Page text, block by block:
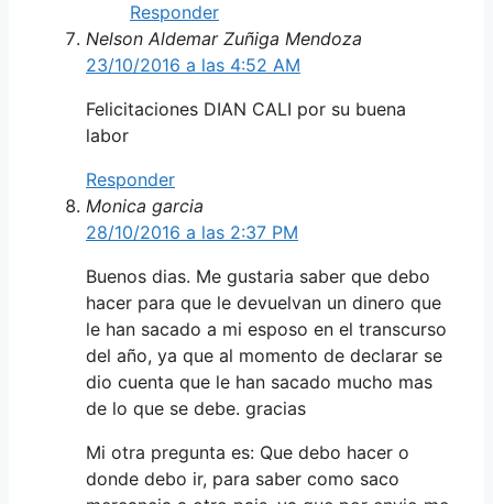
Responder
Nelson Aldemar Zuñiga Mendoza
23/10/2016 a las 4:52 AM
Felicitaciones DIAN CALI por su buena
labor
Responder
Monica garcia
28/10/2016 a las 2:37 PM
Buenos dias. Me gustaria saber que debo
hacer para que le devuelvan un dinero que
le han sacado a mi esposo en el transcurso
del año, ya que al momento de declarar se
dio cuenta que le han sacado mucho mas
de lo que se debe. gracias
Mi otra pregunta es: Que debo hacer o
donde debo ir, para saber como saco